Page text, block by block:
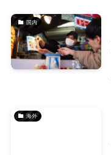
国内
海外